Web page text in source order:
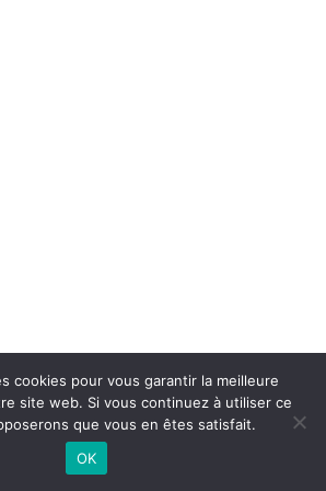
cookies pour vous garantir la meilleure
site web. Si vous continuez à utiliser ce
que vous en êtes satisfait.
OK